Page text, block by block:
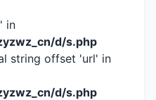
in
d/s.php
string offset 'url' in
d/s.php